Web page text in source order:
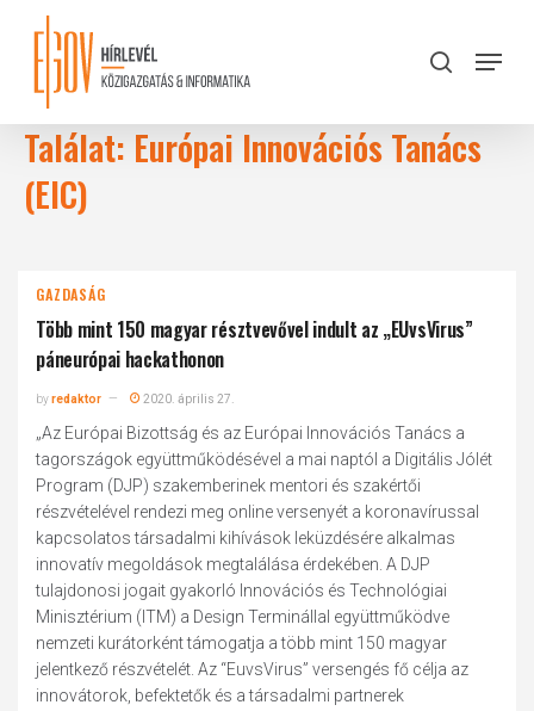
content
search
Menu
Találat: Európai Innovációs Tanács
(EIC)
GAZDASÁG
Több mint 150 magyar résztvevővel indult az „EUvsVirus”
páneurópai hackathonon
byredaktor 2020. április 27.
„Az Európai Bizottság és az Európai Innovációs Tanács a
tagországok együttműködésével a mai naptól a Digitális Jólét
Program (DJP) szakemberinek mentori és szakértői
részvételével rendezi meg online versenyét a koronavírussal
kapcsolatos társadalmi kihívások leküzdésére alkalmas
innovatív megoldások megtalálása érdekében. A DJP
tulajdonosi jogait gyakorló Innovációs és Technológiai
Minisztérium (ITM) a Design Terminállal együttműködve
nemzeti kurátorként támogatja a több mint 150 magyar
jelentkező részvételét. Az “EuvsVirus” versengés fő célja az
innovátorok, befektetők és a társadalmi partnerek
Close